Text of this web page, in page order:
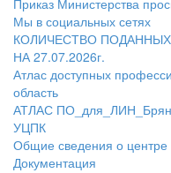
Приказ Министерства
Мы в социальных сетях
КОЛИЧЕСТВО
НА 27.07.2026г.
Атлас доступных
область
АТЛАС
УЦПК
Общие сведения о центре
Документация